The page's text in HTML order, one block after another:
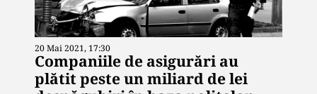
20 Mai 2021, 17:30
Companiile de asigurări au
plătit peste un miliard de lei